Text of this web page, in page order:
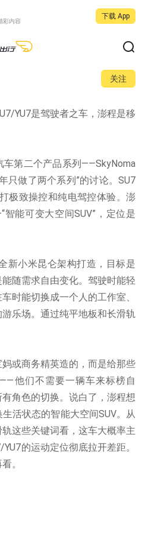
彩内容
下载 App
关注
YU7是驾驶者之车，澎程是移
车第二个产品系列——SkyNoma
只做了两个系列”的讨论。SU7
极致操控和纯电驾控体验。澎
能可变大空间SUV”，定位是
新小米昆仑架构打造，目标是
随需求自由变化。驾驶时能轻
时能切换成一个人的工作室、
乐场。通过纯平地板和长滑轨
或商务精英造的，而是给那些
他们不需要一辆车来标榜自
角色的切换。说白了，澎程想
活状态的智能大空间SUV。从
这些关键词看，这车大概率主
的运动定位彻底拉开差距。
。